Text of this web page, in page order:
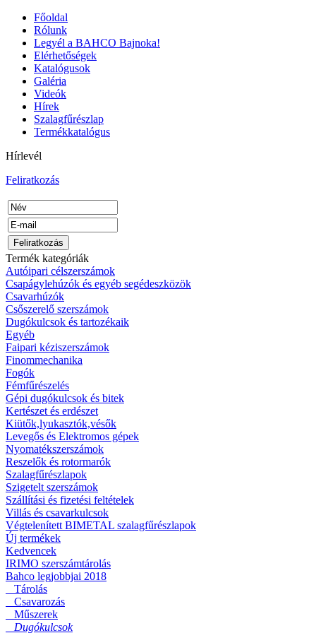
Főoldal
Rólunk
Legyél a BAHCO Bajnoka!
Elérhetőségek
Katalógusok
Galéria
Videók
Hírek
Szalagfűrészlap
Termékkatalógus
Hírlevél
Feliratkozás
Termék kategóriák
Autóipari célszerszámok
Csapágylehúzók és egyéb segédeszközök
Csavarhúzók
Csőszerelő szerszámok
Dugókulcsok és tartozékaik
Egyéb
Faipari kéziszerszámok
Finommechanika
Fogók
Fémfűrészelés
Gépi dugókulcsok és bitek
Kertészet és erdészet
Kiütők,lyukasztók,vésők
Levegős és Elektromos gépek
Nyomatékszerszámok
Reszelők és rotormarók
Szalagfűrészlapok
Szigetelt szerszámok
Szállítási és fizetési feltételek
Villás és csavarkulcsok
Végtelenített BIMETAL szalagfűrészlapok
Új termékek
Kedvencek
IRIMO szerszámtárolás
Bahco legjobbjai 2018
Tárolás
Csavarozás
Műszerek
Dugókulcsok